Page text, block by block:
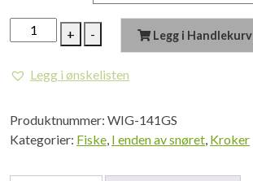
+
Hurricane
Enkelkrok
Eye
- Legg i Handlekurv
Legg i ønskelisten
Produktnummer: WIG-141GS
Kategorier: Fiske, I enden av snøret, Kroker